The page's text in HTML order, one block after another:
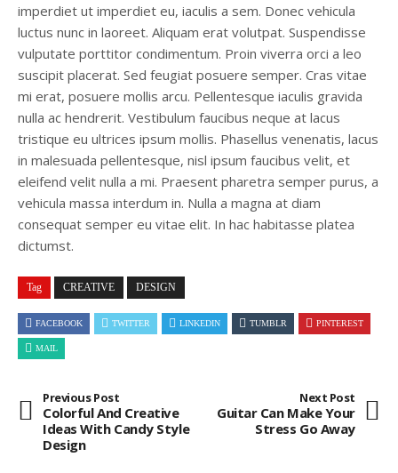
imperdiet ut imperdiet eu, iaculis a sem. Donec vehicula
luctus nunc in laoreet. Aliquam erat volutpat. Suspendisse
vulputate porttitor condimentum. Proin viverra orci a leo
suscipit placerat. Sed feugiat posuere semper. Cras vitae
mi erat, posuere mollis arcu. Pellentesque iaculis gravida
nulla ac hendrerit. Vestibulum faucibus neque at lacus
tristique eu ultrices ipsum mollis. Phasellus venenatis, lacus
in malesuada pellentesque, nisl ipsum faucibus velit, et
eleifend velit nulla a mi. Praesent pharetra semper purus, a
vehicula massa interdum in. Nulla a magna at diam
consequat semper eu vitae elit. In hac habitasse platea
dictumst.
Tag CREATIVE DESIGN
FACEBOOK TWITTER LINKEDIN TUMBLR PINTEREST
MAIL
Previous Post
Colorful And Creative
Ideas With Candy Style
Design
Next Post
Guitar Can Make Your
Stress Go Away